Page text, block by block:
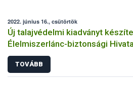
2022. június 16., csütörtök
Új talajvédelmi kiadványt
Élelmiszerlánc-biztonsági
TOVÁBB